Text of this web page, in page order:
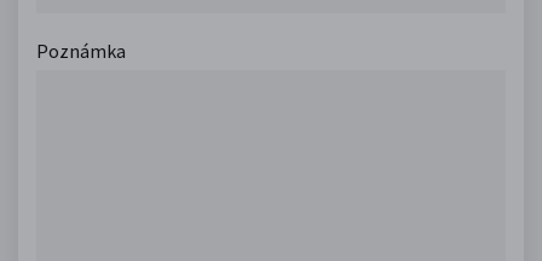
Poznámka